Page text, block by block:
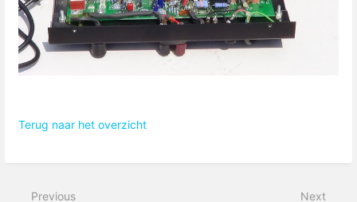
Terug naar het overzicht
Previous Next